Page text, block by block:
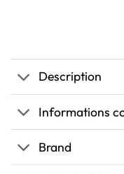
Description
Informations
Brand